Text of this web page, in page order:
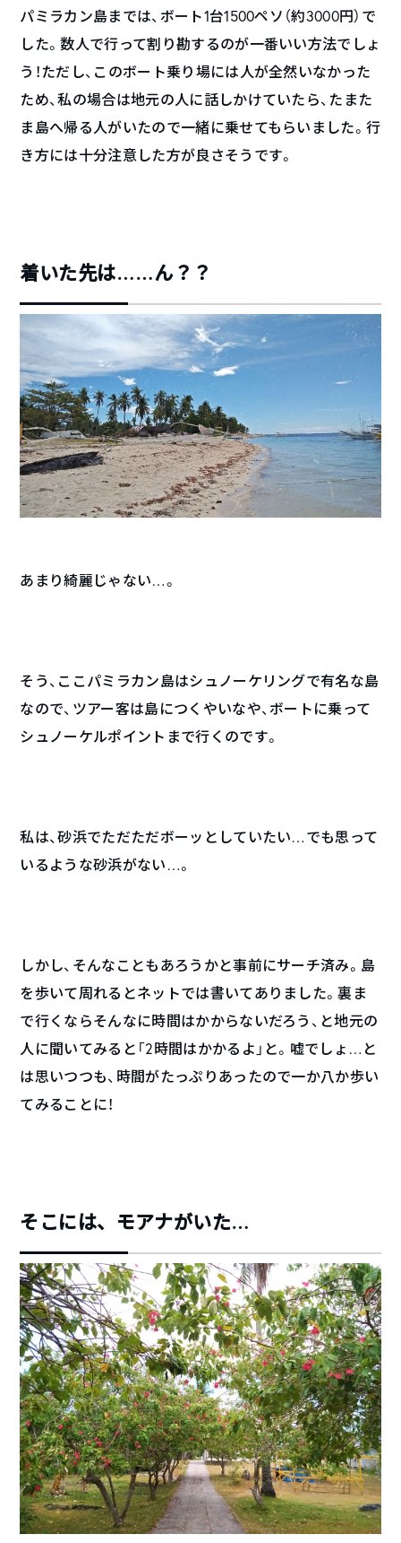
パミラカン島までは、ボート1台1500ペソ（約3000円）で
した。数人で行って割り勘するのが一番いい方法でしょ
う！ただし、このボート乗り場には人が全然いなかった
ため、私の場合は地元の人に話しかけていたら、たまた
ま島へ帰る人がいたので一緒に乗せてもらいました。行
き方には十分注意した方が良さそうです。
着いた先は……ん？？
あまり綺麗じゃない…。
そう、ここパミラカン島はシュノーケリングで有名な島
なので、ツアー客は島につくやいなや、ボートに乗って
シュノーケルポイントまで行くのです。
私は、砂浜でただただボーッとしていたい…でも思って
いるような砂浜がない…。
しかし、そんなこともあろうかと事前にサーチ済み。島
を歩いて周れるとネットでは書いてありました。裏ま
で行くならそんなに時間はかからないだろう、と地元の
人に聞いてみると「2時間はかかるよ」と。嘘でしょ…と
は思いつつも、時間がたっぷりあったので一か八か歩い
てみることに！
そこには、モアナがいた…